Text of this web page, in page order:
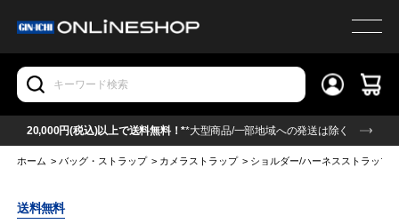
20,000円(税込)以上で送料無料！**大型商品/一部地域への発送は除く
ホーム >バッグ・ストラップ > カメラストラップ > ショルダー/ハーネスストラップ
送料無料